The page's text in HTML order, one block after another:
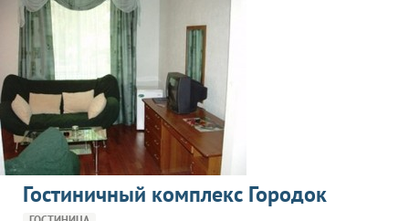
Гостиничный комплекс Городок